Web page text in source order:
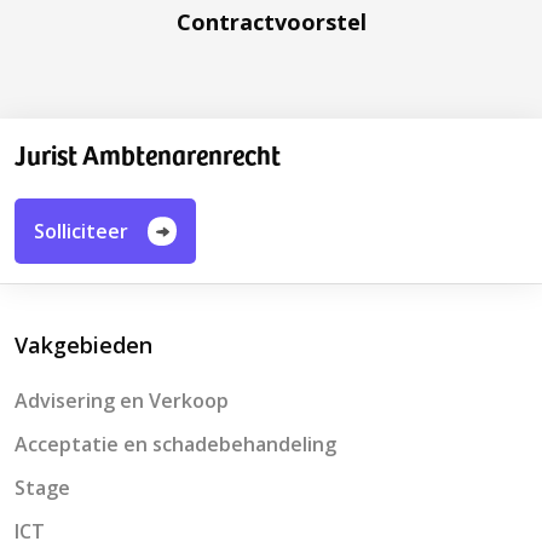
Contractvoorstel
Jurist Ambtenarenrecht
Solliciteer
Vakgebieden
Advisering en Verkoop
Acceptatie en schadebehandeling
Stage
ICT